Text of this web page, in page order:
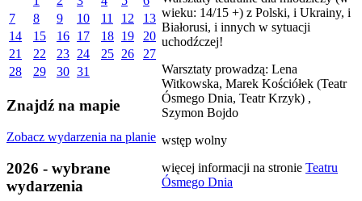
7
8 9 10 11 12
13
14
15 16 17 18 19
20
21
22 23 24 25 26
27
28
29 30 31
Znajdź na mapie
Zobacz wydarzenia na planie
2026 - wybrane
wydarzenia
wieku: 14/15 +) z Polski, i Ukrainy, i
Białorusi, i innych w sytuacji
uchodźczej!
Warsztaty prowadzą: Lena
Witkowska, Marek Kościółek (Teatr
Ósmego Dnia, Teatr Krzyk) ,
Szymon Bojdo
wstęp wolny
więcej informacji na stronie Teatru
Ósmego Dnia